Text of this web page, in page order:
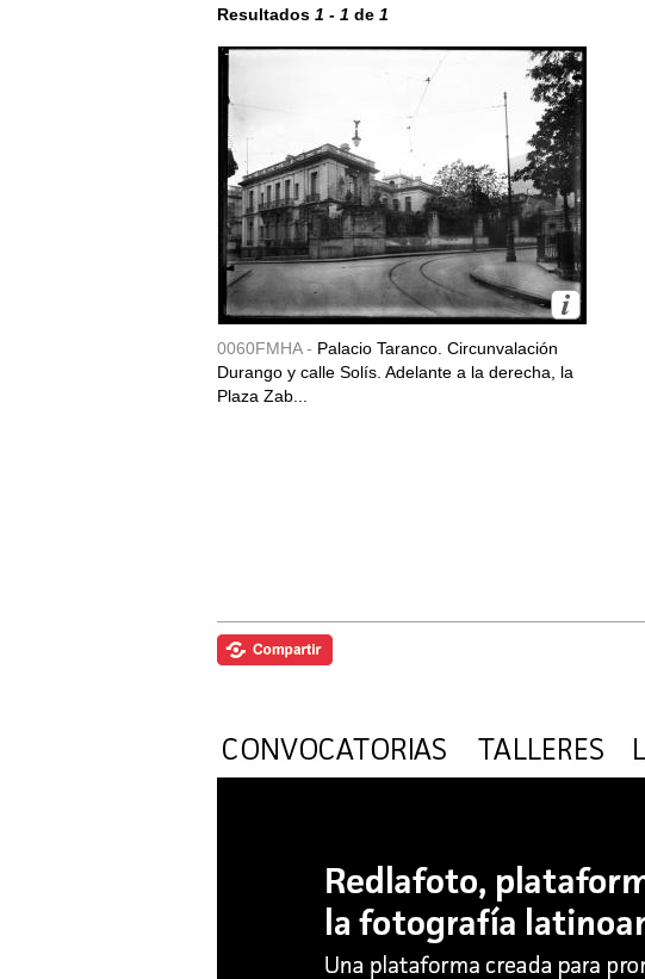
Resultados 1 - 1 de 1
0060FMHA - Palacio Taranco. Circunvalación
Durango y calle Solís. Adelante a la derecha, la
Plaza Zab...